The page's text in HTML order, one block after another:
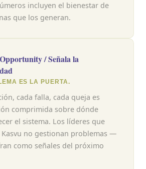
incluyen el bienestar de
que los generan.
/ Señala la
ES LA PUERTA.
cada falla, cada queja es
comprimida sobre dónde
el sistema. Los líderes que
Kasvu no gestionan problemas —
como señales del próximo